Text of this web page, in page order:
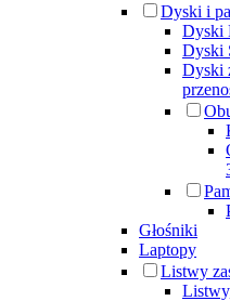
Dyski i
Dyski
Dyski
Dyski
Głośniki
Laptopy
Listwy